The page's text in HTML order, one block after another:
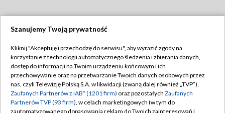
TVP
Abonament TVP
Emisja w TVP
Centrum informacji TVP
Regulamin TVP
Polityka prywatności
Moje zgody
Szanujemy Twoją prywatność
Kliknij "Akceptuję i przechodzę do serwisu", aby wyrazić zgody na
korzystanie z technologii automatycznego śledzenia i zbierania danych,
dostęp do informacji na Twoim urządzeniu końcowym i ich
przechowywanie oraz na przetwarzanie Twoich danych osobowych przez
nas, czyli Telewizję Polską S.A. w likwidacji (zwaną dalej również „TVP”),
Zaufanych Partnerów z IAB* (1201 firm) oraz pozostałych Zaufanych
Partnerów TVP (93 firm), w celach marketingowych (w tym do
zautomatyzowanego dopasowania reklam do Twoich zainteresowań i